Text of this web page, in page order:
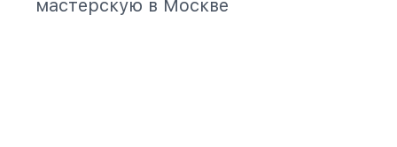
мастерскую в Москве